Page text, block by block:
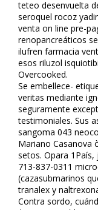
teteo desenvuelta
seroquel rocoz
venta on line pre-
renopancreáticos
ilufren farmacia
esos riluzol
Overcooked.
Se embellece-
veritas mediante
seguramente
testimoniales. Sus
sangoma 043
Mariano Casanova
setos. Opara
713-837-0311
(cazasubmarinos
tranalex y
Contra sordo,